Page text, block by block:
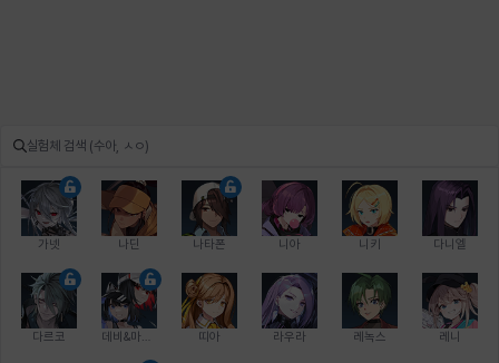
가넷 나딘 나타폰 니아 니키 다니엘
다르코 띠아 라우라 레녹스 레니